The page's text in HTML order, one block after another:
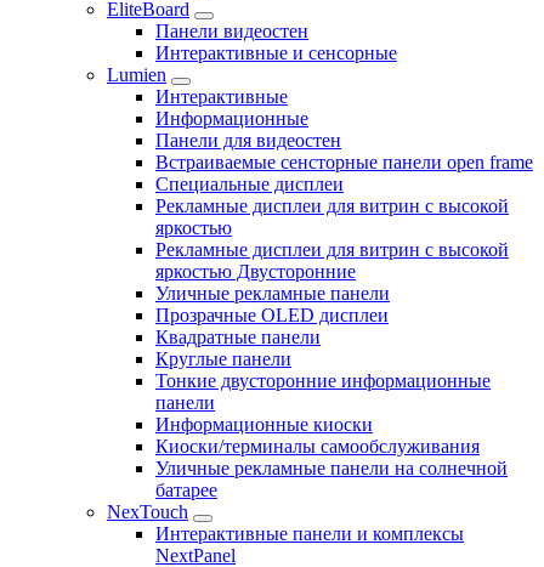
EliteBoard
Панели видеостен
Интерактивные и сенсорные
Lumien
Интерактивные
Информационные
Панели для видеостен
Встраиваемые сенсторные панели open frame
Специальные дисплеи
Рекламные дисплеи для витрин с высокой
яркостью
Рекламные дисплеи для витрин с высокой
яркостью Двусторонние
Уличные рекламные панели
Прозрачные OLED дисплеи
Квадратные панели
Круглые панели
Тонкие двусторонние информационные
панели
Информационные киоски
Киоски/терминалы самообслуживания
Уличные рекламные панели на солнечной
батарее
NexTouch
Интерактивные панели и комплексы
NextPanel